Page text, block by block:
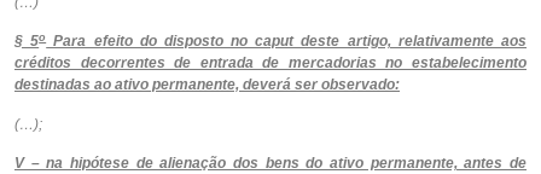
§ 5oPara efeito do disposto no caput deste artigo, relativamente aos
créditos decorrentes de entrada de mercadorias no estabelecimento
destinadas ao ativo permanente, deverá ser observado:
(…);
V – na hipótese de alienação dos bens do ativo permanente, antes de